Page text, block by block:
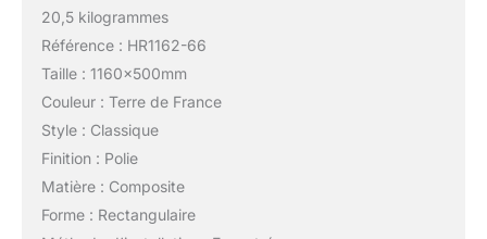
20,5 kilogrammes
Référence : HR1162-66
Taille : 1160x500mm
Couleur : Terre de France
Style : Classique
Finition : Polie
Matière : Composite
Forme : Rectangulaire